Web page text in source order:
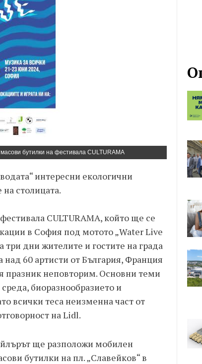
бутилки на фестивала CULTURAMA
интересни екологични
столицата.
CULTURAMA, който ще се
в София под мотото „Water Live
три дни жителите и гостите на града
60 артисти от България, Франция
празник неповторим. Основни теми
биоразнообразието и
всички теса неизменна част от
на Lidl.
ще разположи мобилен
бутилки на пл. „Славейков“ в